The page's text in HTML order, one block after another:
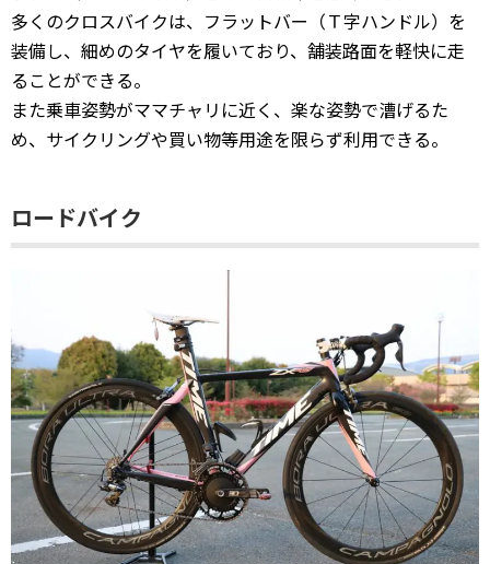
多くのクロスバイクは、フラットバー（Ｔ字ハンドル）を
装備し、細めのタイヤを履いており、舗装路面を軽快に走
ることができる。
また乗車姿勢がママチャリに近く、楽な姿勢で漕げるた
め、サイクリングや買い物等用途を限らず利用できる。
ロードバイク